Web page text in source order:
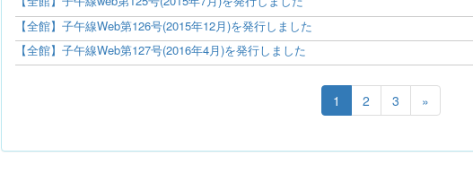
【全館】子午線Web第126号(2015年12月)を発行しました
【全館】子午線Web第127号(2016年4月)を発行しました
1 2 3 »